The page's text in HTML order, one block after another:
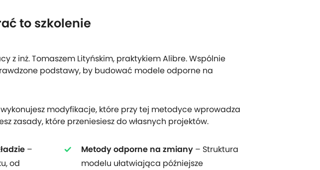
to szkolenie
z inż. Tomaszem Lityńskim, praktykiem Alibre. Wspólnie
podstawy, by budować modele odporne na
modyfikacje, które przy tej metodyce wprowadza
zasady, które przeniesiesz do własnych projektów.
–
od
Metody odporne na zmiany– Struktura
modelu ułatwiająca późniejsze